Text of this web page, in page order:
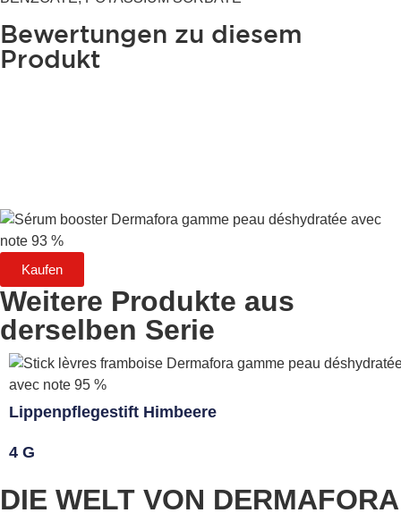
Bewertungen zu diesem
Produkt
Kaufen
Weitere Produkte aus
derselben Serie
Lippenpflegestift Himbeere
4 G
DIE WELT VON DERMAFORA